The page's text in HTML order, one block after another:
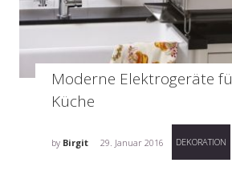
Moderne Elektrogeräte
Küche
by Birgit 29. Januar 2016 DEKORATION